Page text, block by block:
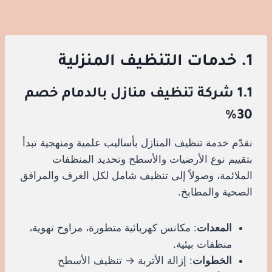
1. خدمات التنظيف المنزلية
1.1 شركة تنظيف منازل بالدمام خصم
30%
نقدّم خدمة تنظيف المنازل بأساليب علمية ومنهجية تبدأ
بتقييم نوع الأرضيات والأسطح وتحديد المنظفات
الملائمة، وصولاً إلى تنظيف شامل لكل الغرف والمرافق
الصحية والمطابخ.
المعدات: مكانس كهربائية متطورة، مراوح تهوية،
منظفات بيئية.
الخطوات: إزالة الأتربة → تنظيف الأسطح